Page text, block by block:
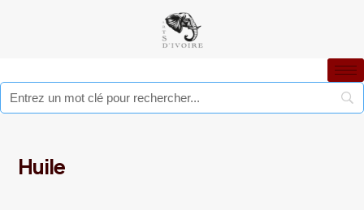
Huile